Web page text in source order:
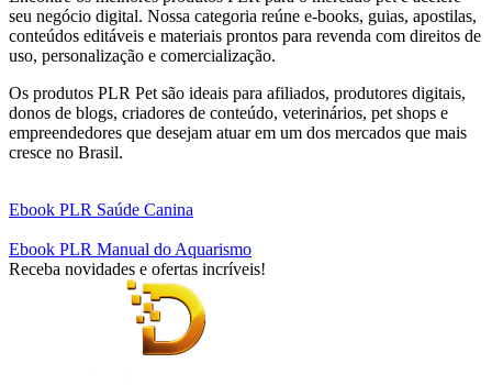
seu negócio digital. Nossa categoria reúne e-books, guias, apostilas,
conteúdos editáveis e materiais prontos para revenda com direitos de
uso, personalização e comercialização.
Os produtos PLR Pet são ideais para afiliados, produtores digitais,
donos de blogs, criadores de conteúdo, veterinários, pet shops e
empreendedores que desejam atuar em um dos mercados que mais
cresce no Brasil.
Ebook PLR Saúde Canina
Ebook PLR Manual do Aquarismo
Receba novidades e ofertas incríveis!